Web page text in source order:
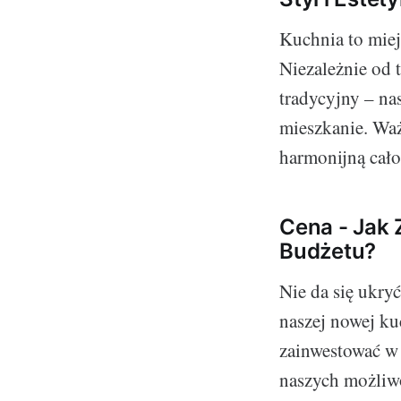
Kuchnia to
Niezależnie od
tradycyjny –
mieszkanie.
harmonijną
Cena - Jak
Budżetu?
Nie da się
naszej nowej
zainwestować
naszych